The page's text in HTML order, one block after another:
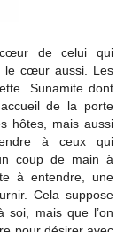
cœur de celui qui
le cœur aussi. Les
Sunamite dont
de la porte
hôtes, mais aussi
à ceux qui
coup de main à
à entendre, une
Cela suppose
soi, mais que l’on